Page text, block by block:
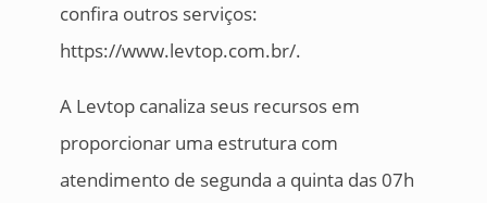
confira outros serviços:
https://www.levtop.com.br/.
A Levtop canaliza seus recursos em
proporcionar uma estrutura com
atendimento de segunda a quinta das 07h